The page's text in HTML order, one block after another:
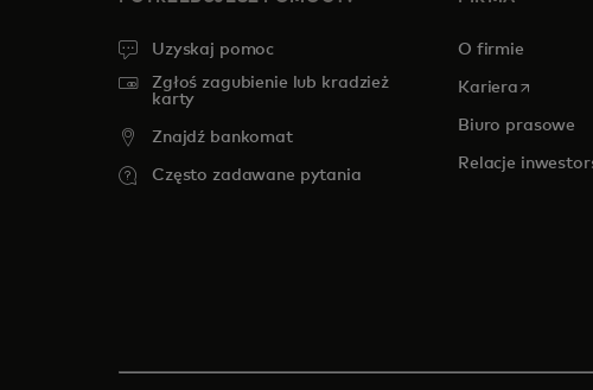
Uzyskaj pomoc
Zgłoś zagubienie lub kradzież
karty
Znajdź bankomat
Często zadawane pytania
O firmie
Kariera opens in
Biuro prasowe
Relacje